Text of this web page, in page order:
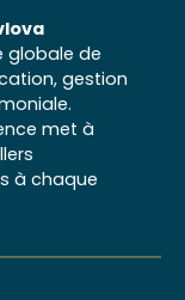
globale de
gestion
met à
à chaque